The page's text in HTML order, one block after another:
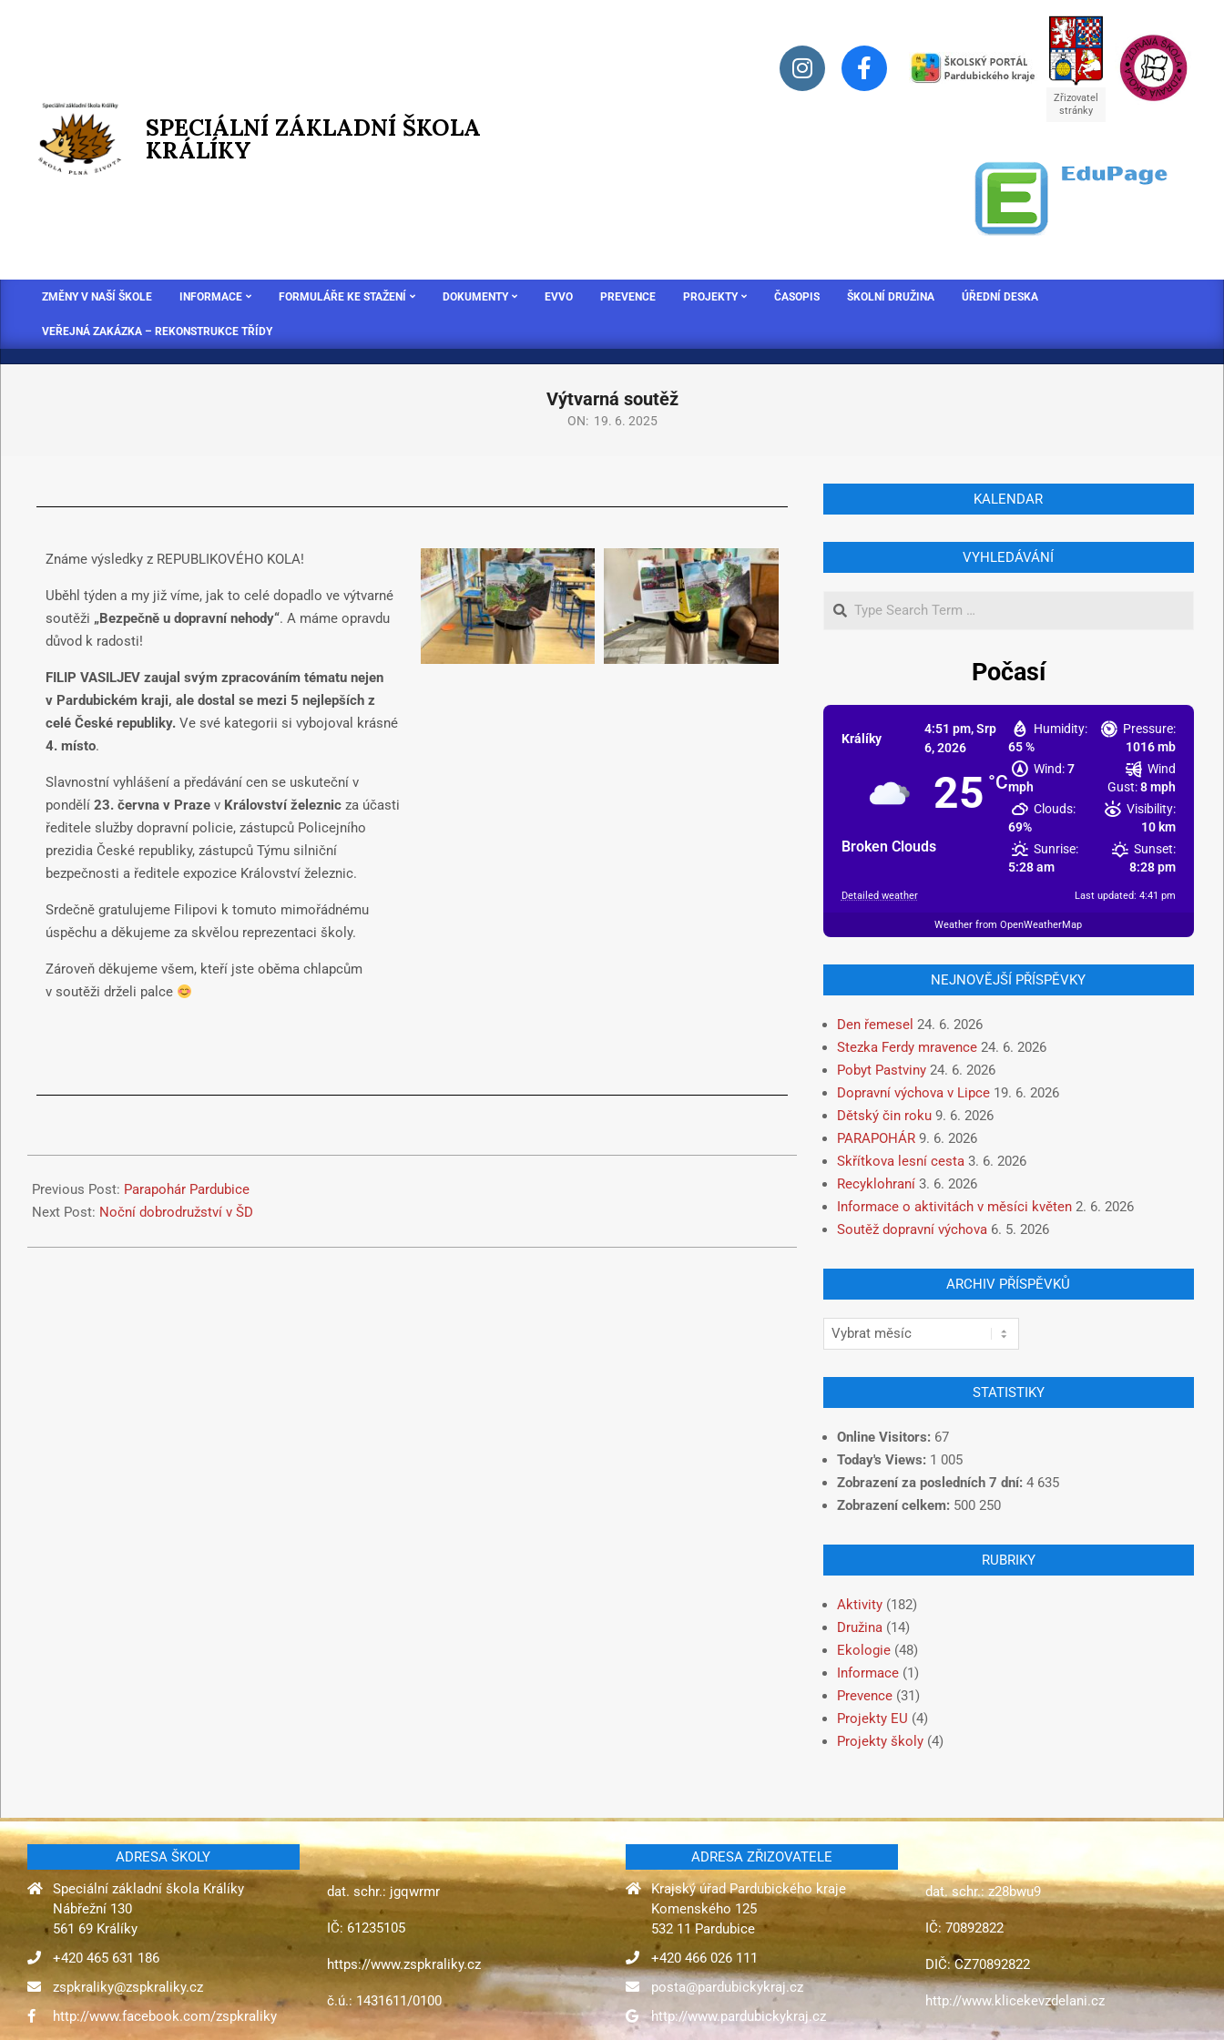
SPECIÁLNÍ ZÁKLADNÍ ŠKOLA
KRÁLÍKY
Zřizovatel
stránky
ZMĚNY V NAŠÍ ŠKOLE INFORMACE FORMULÁŘE KE STAŽENÍ DOKUMENTY EVVO PREVENCE PROJEKTY ČASOPIS ŠKOLNÍ DRUŽINA ÚŘEDNÍ DESKA
VEŘEJNÁ ZAKÁZKA – REKONSTRUKCE TŘÍDY
Výtvarná soutěž
ON: 19. 6. 2025
Známe výsledky z REPUBLIKOVÉHO KOLA!
Uběhl týden a my již víme, jak to celé dopadlo ve výtvarné
soutěži „Bezpečně u dopravní nehody“. A máme opravdu
důvod k radosti!
FILIP VASILJEV zaujal svým zpracováním tématu nejen
v Pardubickém kraji, ale dostal se mezi 5 nejlepších z
celé České republiky. Ve své kategorii si vybojoval krásné
4. místo.
Slavnostní vyhlášení a předávání cen se uskuteční v
pondělí 23. června v Praze v Království železnic za účasti
ředitele služby dopravní policie, zástupců Policejního
prezidia České republiky, zástupců Týmu silniční
bezpečnosti a ředitele expozice Království železnic.
Srdečně gratulujeme Filipovi k tomuto mimořádnému
úspěchu a děkujeme za skvělou reprezentaci školy.
Zároveň děkujeme všem, kteří jste oběma chlapcům
v soutěži drželi palce
Previous Post: Parapohár Pardubice
Next Post: Noční dobrodružství v ŠD
KALENDAR
VYHLEDÁVÁNÍ
Počasí
Králíky
4:51 pm,Srp
6, 2026
25 °C
Broken Clouds
Humidity:
65 %
Pressure:
1016 mb
Wind: 7
mph
Wind
Gust:8 mph
Clouds:
69%
Visibility:
10 km
Sunrise:
5:28 am
Sunset:
8:28 pm
Detailed weather Last updated: 4:41 pm
Weather from OpenWeatherMap
NEJNOVĚJŠÍ PŘÍSPĚVKY
Den řemesel 24. 6. 2026
Stezka Ferdy mravence 24. 6. 2026
Pobyt Pastviny 24. 6. 2026
Dopravní výchova v Lipce 19. 6. 2026
Dětský čin roku 9. 6. 2026
PARAPOHÁR 9. 6. 2026
Skřítkova lesní cesta 3. 6. 2026
Recyklohraní 3. 6. 2026
Informace o aktivitách v měsíci květen 2. 6. 2026
Soutěž dopravní výchova 6. 5. 2026
ARCHIV PŘÍSPĚVKŮ
STATISTIKY
Online Visitors: 67
Today's Views: 1 005
Zobrazení za posledních 7 dní: 4 635
Zobrazení celkem: 500 250
RUBRIKY
Aktivity(182)
Družina(14)
Ekologie(48)
Informace(1)
Prevence(31)
Projekty EU (4)
Projekty školy(4)
ADRESA ŠKOLY
Speciální základní škola Králíky
Nábřežní 130
561 69 Králíky
+420 465 631 186
zspkraliky@zspkraliky.cz
http://www.facebook.com/zspkraliky
dat. schr.: jgqwrmr
IČ: 61235105
https://www.zspkraliky.cz
č.ú.: 1431611/0100
ADRESA ZŘIZOVATELE
Krajský úřad Pardubického kraje
Komenského 125
532 11 Pardubice
+420 466 026 111
posta@pardubickykraj.cz
http://www.pardubickykraj.cz
dat. schr.: z28bwu9
IČ: 70892822
DIČ: CZ70892822
http://www.klicekevzdelani.cz